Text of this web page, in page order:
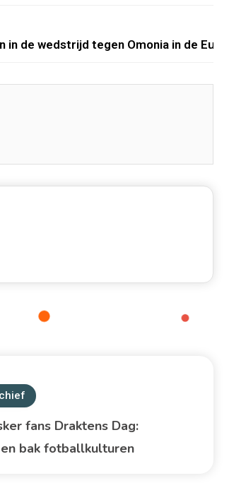
in de wedstrijd tegen Omonia in de
fans Draktens Dag:
bak fotballkulturen